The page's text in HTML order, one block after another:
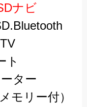
ナビ
ト
ター
モリー付）